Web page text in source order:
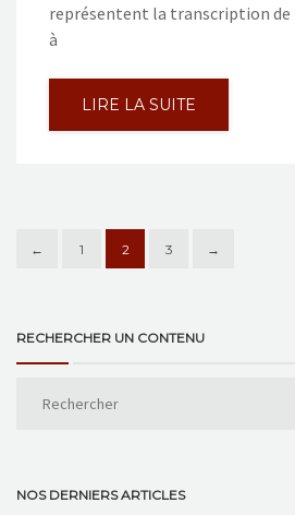
représentent la transcription de
à
LIRE LA SUITE
← 1 2 3 →
RECHERCHER UN CONTENU
NOS DERNIERS ARTICLES